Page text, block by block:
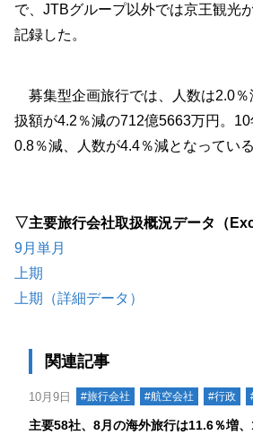
で、JTBグループ以外では京王観光
記録した。
募集型企画旅行では、人数は2.0％
扱額が4.2％減の712億5663万円。
0.8％減、人数が4.4％減となっている
▽主要旅行会社取扱概況データ（
9月単月
上期
上期（詳細データ）
関連記事
10月9日 #旅行会社 #航空会社 #行政
主要58社、8月の海外旅行は11.6％増